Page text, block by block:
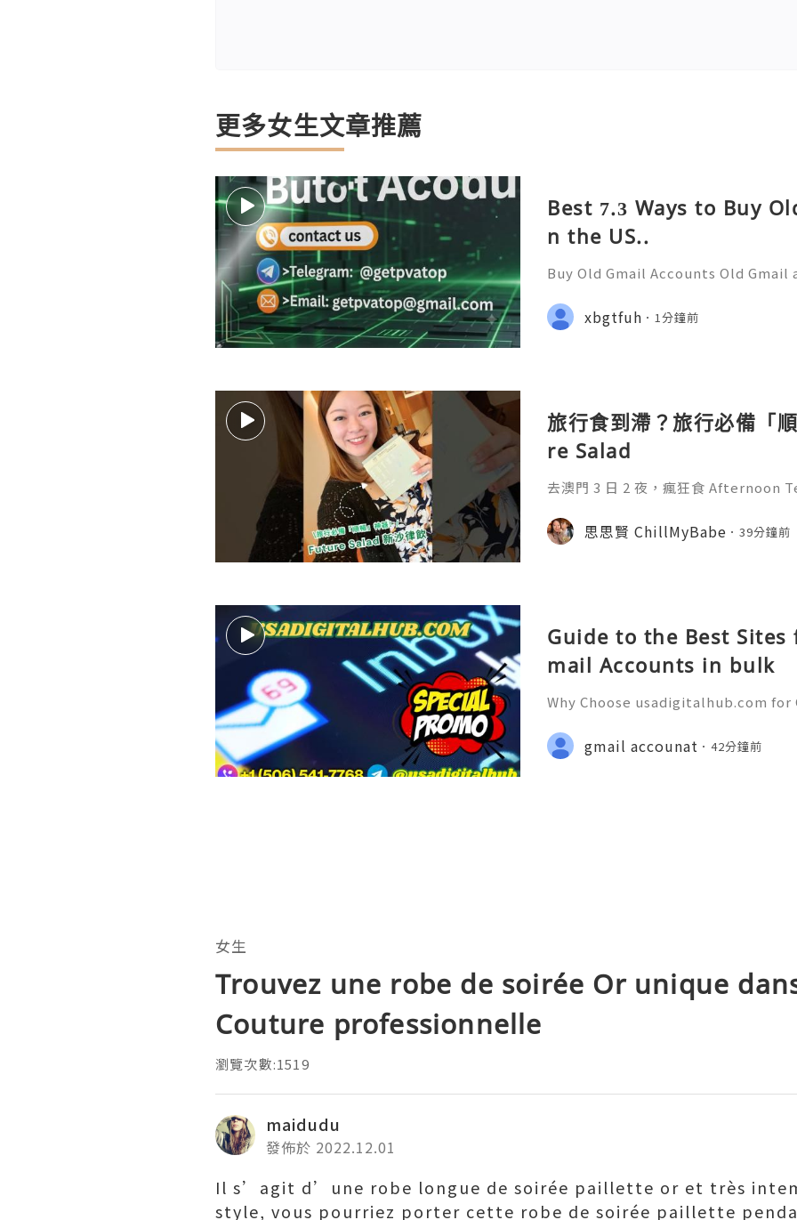
更多女生文章推薦
Best 7.3 Ways to Buy
n the US..
Buy Old Gmail Accounts Old
y on trusted and verified email
marketing, and digital
xbgtfuh 1分鐘前
旅行食到滯？旅行必備「
re Salad
去澳門 3 日 2 夜，瘋狂食 Afternoon
菜，好彩有佢！佢內含 15 種天然蔬果
食咗 5 碗沙律嘅優質纖維同營養，仲
思思賢 ChillMyBabe 39分鐘前
Guide to the Best
mail Accounts in bulk
Why Choose usadigitalhub.com for
hatsApp :+1 (506) 541-7768
talhub 💫💎💲💫🌐✨💎Discord:
gmail accounat 42分鐘前
女生
Trouvez une robe de soirée Or unique
Couture professionnelle
瀏覽次數:1519
maidudu
發佈於 2022.12.01
Il s’agit d’une robe longue de soirée paillette or et très
style, vous pourriez porter cette robe de soirée paillette